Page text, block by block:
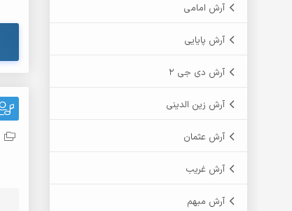
آرش امامی
آرش پایایی
آرش دی جی 2
آرش زین الدینی
آرش عثمان
آرش غریب
آرش مبهم